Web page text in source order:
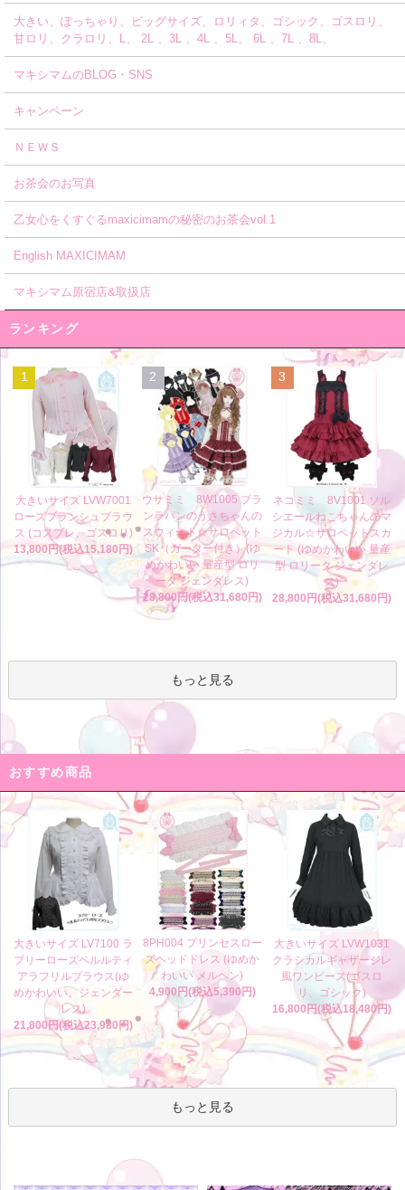
大きい、ぽっちゃり、ビッグサイズ、ロリィタ、ゴシック、ゴスロリ、
甘ロリ、クラロリ、L、 2L 、3L 、4L 、5L、 6L 、7L 、8L、
マキシマムのBLOG・SNS
キャンペーン
ＮＥＷＳ
お茶会のお写真
乙女心をくすぐるmaxicimamの秘密のお茶会vol.1
English MAXICIMAM
マキシマム原宿店&取扱店
ランキング
1
大きいサイズ LVW7001
ローズブランシュブラウ
ス (コスプレ、ゴスロリ)
13,800円(税込15,180円)
2
ウサミミ 8W1005 ブラ
ンラパンのうさちゃんの
スウィート☆サロペット
SK（ガーター付き）(ゆ
めかわいい 量産型 ロリ
ータ ジェンダレス)
28,800円(税込31,680円)
3
ネコミミ 8V1001 ソル
シエールねこちゃんのマ
ジカル☆サロペットスカ
ート (ゆめかわいい 量産
型 ロリータ ジェンダレ
ス)
28,800円(税込31,680円)
もっと見る
おすすめ商品
大きいサイズ LV7100 ラ
ブリーローズペルルティ
アラフリルブラウス(ゆ
めかわいい、ジェンダー
レス)
21,800円(税込23,980円)
8PH004 プリンセスロー
ズヘッドドレス (ゆめか
わいい メルヘン)
4,900円(税込5,390円)
大きいサイズ LVW1031
クラシカルギャザージレ
風ワンピース(ゴスロ
リ、ゴシック)
16,800円(税込18,480円)
もっと見る